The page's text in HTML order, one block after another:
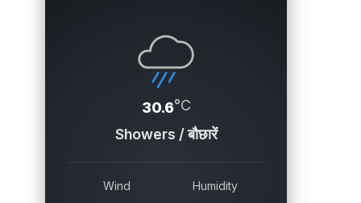
30.6°C
Showers / बौछारें
Wind Humidity